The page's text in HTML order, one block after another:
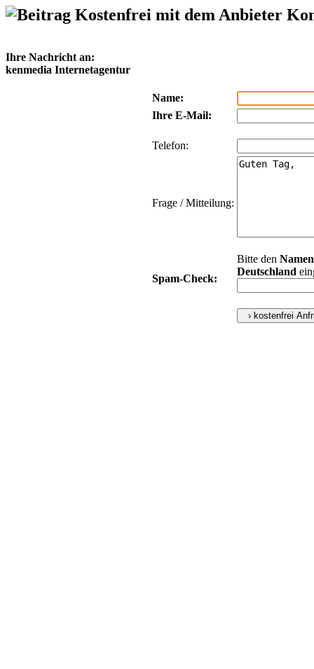
Kostenfrei mit dem Anbieter
Ihre Nachricht an:
kenmedia Internetagentur
Name:
Ihre E-Mail:
Telefon:
Frage / Mitteilung:
Spam-Check:
Bitte den Namen
Deutschland